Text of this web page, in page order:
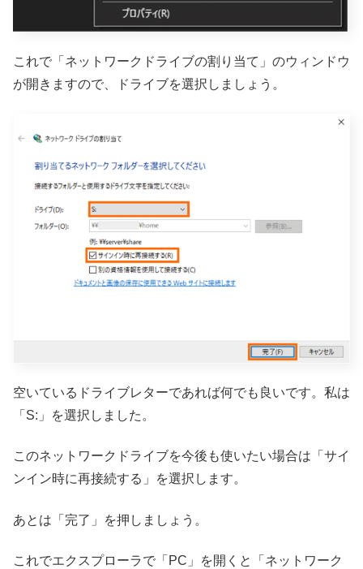
これで「ネットワークドライブの割り当て」のウィンドウ
が開きますので、ドライブを選択しましょう。
空いているドライブレターであれば何でも良いです。私は
「S:」を選択しました。
このネットワークドライブを今後も使いたい場合は「サイ
ンイン時に再接続する」を選択します。
あとは「完了」を押しましょう。
これでエクスプローラで「PC」を開くと「ネットワーク